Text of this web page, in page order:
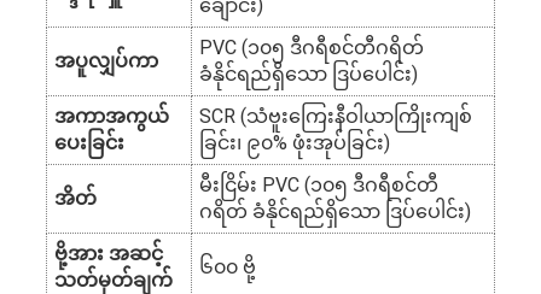
ချောင်း)
အပူလျှပ်ကာ
PVC (၁၀၅ ဒီဂရီစင်တီဂရိတ်
ခံနိုင်ရည်ရှိသော ဒြပ်ပေါင်း)
အကာအကွယ်
ပေးခြင်း
SCR (သံဗူးကြေးနီဝါယာကြိုးကျစ်
ခြင်း၊ ၉၀% ဖုံးအုပ်ခြင်း)
အိတ်
မီးငြိမ်း PVC (၁၀၅ ဒီဂရီစင်တီ
ဂရိတ် ခံနိုင်ရည်ရှိသော ဒြပ်ပေါင်း)
ဗို့အား အဆင့်
သတ်မှတ်ချက်
၆၀၀ ဗို့